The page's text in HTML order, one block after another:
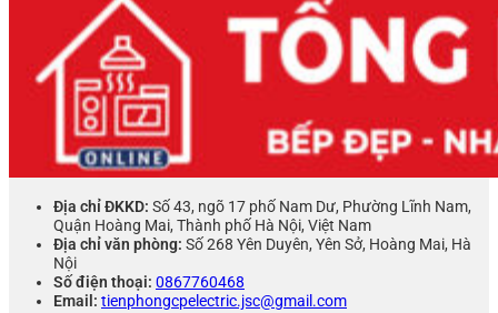
Địa chỉ ĐKKD: Số 43, ngõ 17 phố Nam Dư, Phường Lĩnh Nam,
Quận Hoàng Mai, Thành phố Hà Nội, Việt Nam
Địa chỉ văn phòng: Số 268 Yên Duyên, Yên Sở, Hoàng Mai, Hà
Nội
Số điện thoại: 0867760468
Email: tienphongcpelectric.jsc@gmail.com